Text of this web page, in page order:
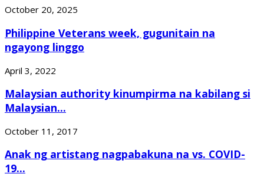
October 20, 2025
Philippine Veterans week, gugunitain na
ngayong linggo
April 3, 2022
Malaysian authority kinumpirma na kabilang si
Malaysian...
October 11, 2017
Anak ng artistang nagpabakuna na vs. COVID-
19...